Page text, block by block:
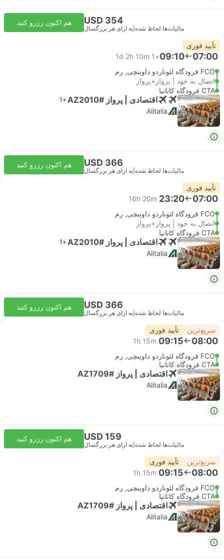
USD 354
مالیات‌ها لحاظ شده به ازای هر بزرگسال
هم اکنون رزرو کنید
تأیید فوری
07:00
09:10
+1
1d 2h 10m
FCO فرودگاه لئوناردو داوینچی, رم
اتصال به خود | پرواز+پرواز
CTA فرودگاه کاتانیا
اقتصادی | پرواز #AZ2010 +1
Alitalia
USD 366
مالیات‌ها لحاظ شده به ازای هر بزرگسال
هم اکنون رزرو کنید
تأیید فوری
07:00
23:20
16h 20m
FCO فرودگاه لئوناردو داوینچی, رم
اتصال به خود | پرواز+پرواز
CTA فرودگاه کاتانیا
اقتصادی | پرواز #AZ2010 +1
Alitalia
USD 366
مالیات‌ها لحاظ شده به ازای هر بزرگسال
هم اکنون رزرو کنید
سریع‌ترین تأیید فوری
08:00
09:15
1h 15m
FCO فرودگاه لئوناردو داوینچی, رم
CTA فرودگاه کاتانیا
اقتصادی | پرواز #AZ1709
Alitalia
USD 159
مالیات‌ها لحاظ شده به ازای هر بزرگسال
هم اکنون رزرو کنید
سریع‌ترین تأیید فوری
08:00
09:15
1h 15m
FCO فرودگاه لئوناردو داوینچی, رم
CTA فرودگاه کاتانیا
اقتصادی | پرواز #AZ1709
Alitalia